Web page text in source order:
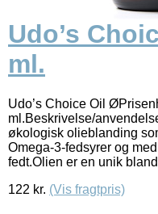
Udo’s
ml.
Udo’s Choice Oil
ml.Beskrivelse/
økologisk olieblanding
Omega-3-fedsyrer og
fedt.Olien er en unik
122 kr. (Vis fragtpris)